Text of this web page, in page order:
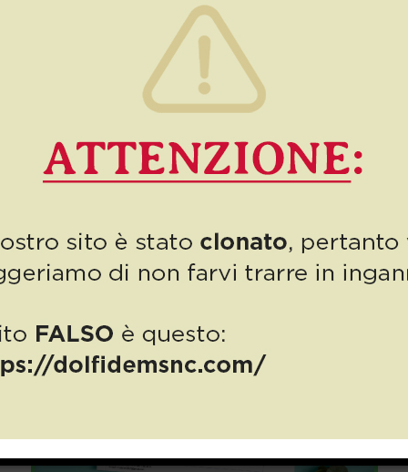
Numero 8/2023: i recenti
successi del marchio Dolfi
Settembre, un mese iniziato alla grande, che ha visto Dolfi (e in
particolare la nostra Cristina) protagonista di tante iniziative di
successo. Dagli eventi sociali allo […]
0 Read more